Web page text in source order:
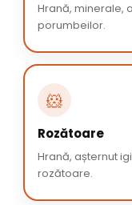
Hrană, minerale,
porumbeilor.
🐹
Rozătoare
Hrană, așternut
rozătoare.